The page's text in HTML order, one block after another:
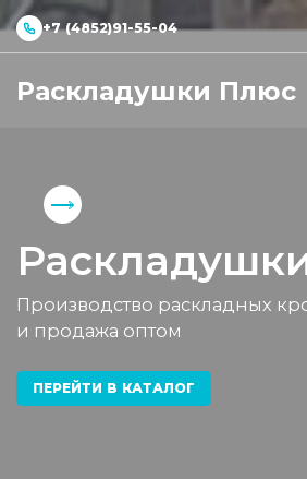
+7 (4852)91-55-04
Раскладушки Плюс
Производство раскладных
и продажа оптом
ПЕРЕЙТИ В КАТАЛОГ